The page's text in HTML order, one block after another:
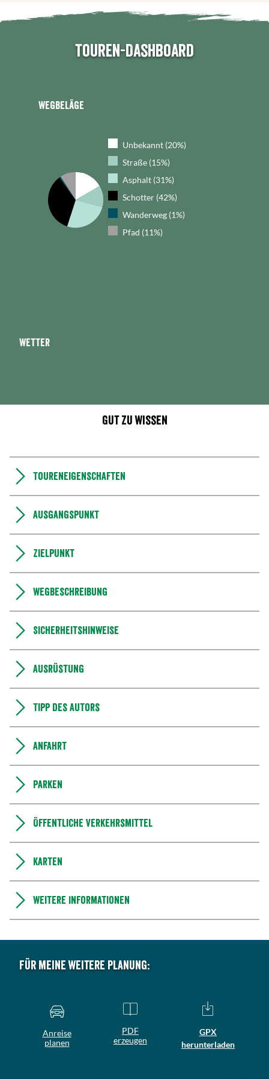
Touren-Dashboard
Wegbeläge
Unbekannt (20%)
Straße (15%)
Asphalt (31%)
Schotter (42%)
Wanderweg (1%)
Pfad (11%)
Wetter
Gut zu wissen
Toureneigenschaften
Ausgangspunkt
Zielpunkt
Wegbeschreibung
Sicherheitshinweise
Ausrüstung
Tipp des Autors
Anfahrt
Parken
Öffentliche Verkehrsmittel
Karten
Weitere Informationen
Für meine weitere Planung:
Anreise
planen
PDF
erzeugen
GPX
herunterladen